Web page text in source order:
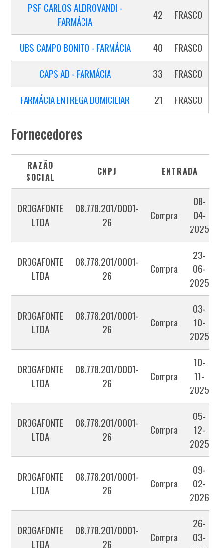
PSF CARLOS ALDROVANDI -
FARMÁCIA
42 FRASCO
UBS CAMPO BONITO - FARMÁCIA 40
FRASCO
CAPS AD - FARMÁCIA
33
FRASCO
FARMÁCIA ENTREGA DOMICILIAR
21 FRASCO
Fornecedores
RAZÃO
SOCIAL
CNPJ ENTRADA
DROGAFONTE
LTDA
08.778.201/0001-
26
Compra
08-
04-
2025
DROGAFONTE
LTDA
08.778.201/0001-
26
Compra
23-
06-
2025
DROGAFONTE
LTDA
08.778.201/0001-
26
Compra
03-
10-
2025
DROGAFONTE
LTDA
08.778.201/0001-
26
Compra
10-
11-
2025
DROGAFONTE
LTDA
08.778.201/0001-
26
Compra
05-
12-
2025
DROGAFONTE
LTDA
08.778.201/0001-
26
Compra
09-
02-
2026
DROGAFONTE
LTDA
08.778.201/0001-
26
Compra
26-
03-